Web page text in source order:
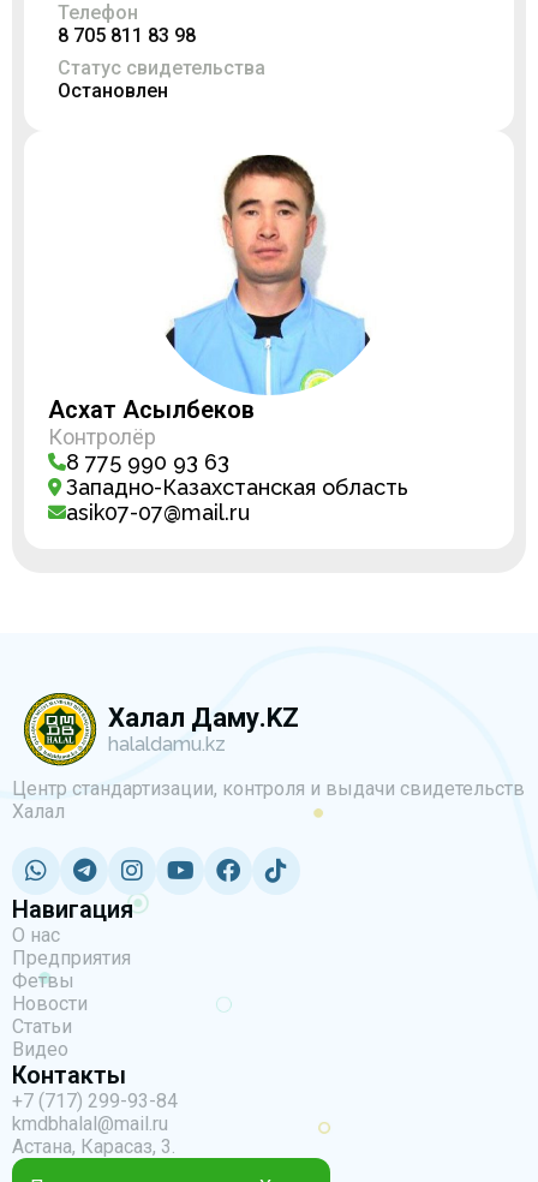
Телефон
8 705 811 83 98
Статус свидетельства
Остановлен
Асхат Асылбеков
Контролёр
8 775 990 93 63
Западно-Казахстанская область
asik07-07@mail.ru
Халал Даму.KZ
halaldamu.kz
Центр стандартизации, контроля и выдачи свидетельств
Халал
Навигация
О нас
Предприятия
Фетвы
Новости
Статьи
Видео
Контакты
+7 (717) 299-93-84
kmdbhalal@mail.ru
Астана, Карасаз, 3.